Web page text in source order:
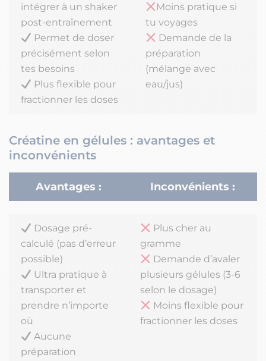
intégrer à un shaker
post-entraînement
Permet de doser
précisément selon
tes besoins
Plus flexible pour
fractionner les doses
Moins pratique si
tu voyages
Demande de la
préparation
(mélange avec
eau/jus)
Créatine en gélules : avantages et
inconvénients
Avantages : Inconvénients :
Dosage pré-
calculé (pas d’erreur
possible)
Ultra pratique à
transporter et
prendre n’importe
où
Aucune
préparation
Plus cher au
gramme
Demande d’avaler
plusieurs gélules (3-6
selon le dosage)
Moins flexible pour
fractionner les doses